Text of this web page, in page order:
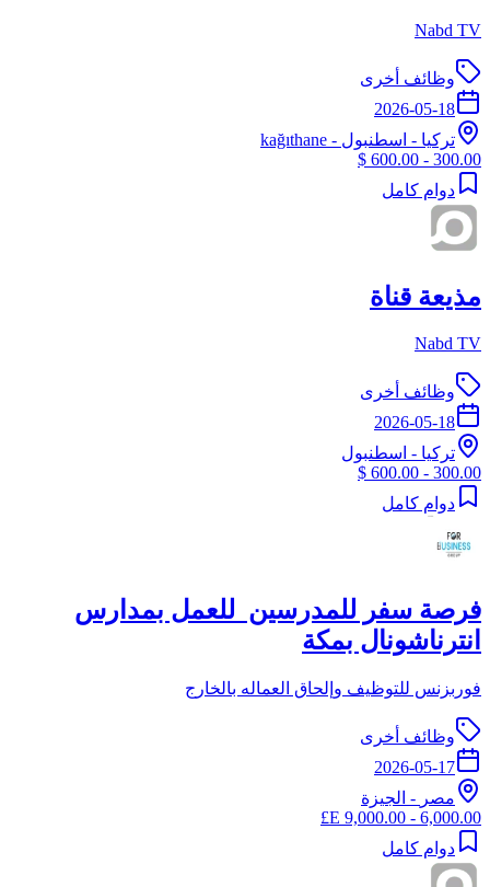
Nabd TV
وظائف أخرى
2026-05-18
تركيا - اسطنبول - kağıthane
300.00 - 600.00 $
دوام كامل
مذيعة قناة
Nabd TV
وظائف أخرى
2026-05-18
تركيا - اسطنبول
300.00 - 600.00 $
دوام كامل
فرصة سفر للمدرسين للعمل بمدارس
انترناشونال بمكة
فوربزنس للتوظيف وإلحاق العماله بالخارج
وظائف أخرى
2026-05-17
مصر - الجيزة
6,000.00 - 9,000.00 E£
دوام كامل